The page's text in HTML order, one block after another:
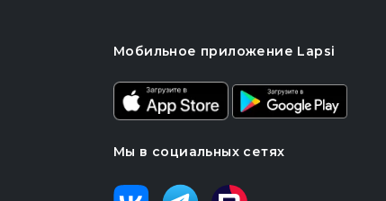
Мобильное приложение Lapsi
Мы в социальных сетях